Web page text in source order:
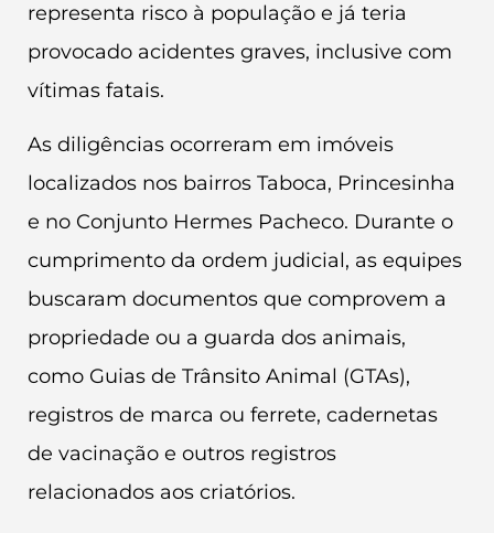
representa risco à população e já teria
provocado acidentes graves, inclusive com
vítimas fatais.
As diligências ocorreram em imóveis
localizados nos bairros Taboca, Princesinha
e no Conjunto Hermes Pacheco. Durante o
cumprimento da ordem judicial, as equipes
buscaram documentos que comprovem a
propriedade ou a guarda dos animais,
como Guias de Trânsito Animal (GTAs),
registros de marca ou ferrete, cadernetas
de vacinação e outros registros
relacionados aos criatórios.